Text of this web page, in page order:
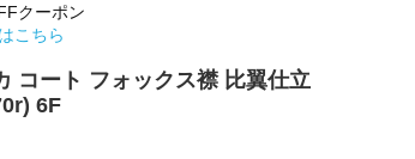
クーポン
こちら
コート フォックス襟 比翼仕立
6F